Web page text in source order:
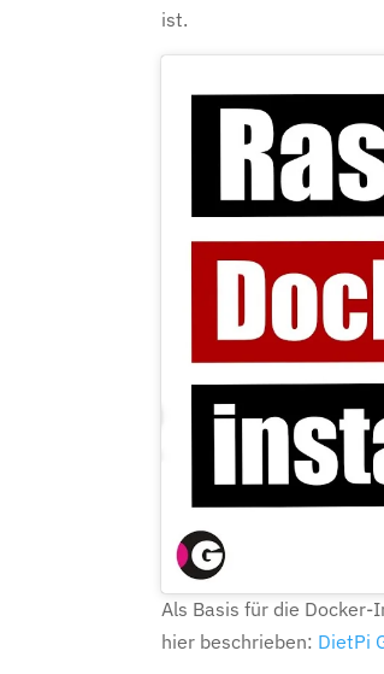
ist.
Als Basis für die
hier beschrieben: DietPi